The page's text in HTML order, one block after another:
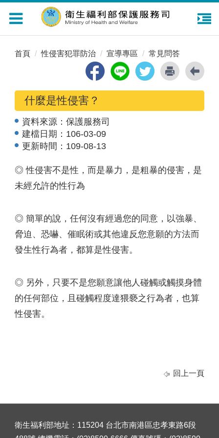
Toggle
navigation
首頁 性侵害犯罪防治 宣導專區 常見問答
什麼是性侵害？
資料來源： 保護服務司
建檔日期： 106-03-09
更新時間： 109-08-13
◎ 性侵害不是性，而是暴力，是粗暴的侵害，是
未經允許的性行為
◎ 簡單的說，任何沒有經過您的同意，以強暴、
脅迫、恐嚇、催眠術或其他違反您意願的方法而
發生性行為者，都算是性侵害。
◎ 另外，只要不是您願意讓他人碰觸或觸摸身體
的任何部位，且碰觸程度達猥褻之行為者，也算
性侵害。
回上一頁
衛生福利部地址：115204 台北市南港區忠孝東路6段